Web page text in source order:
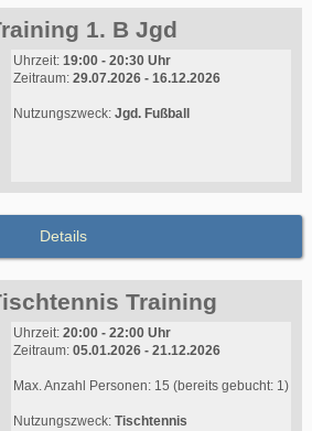
1. B Jgd
Uhrzeit: 19:00 - 20:30 Uhr
Zeitraum: 29.07.2026 - 16.12.2026
Nutzungszweck: Jgd. Fußball
Details
Training
Uhrzeit: 20:00 - 22:00 Uhr
Zeitraum: 05.01.2026 - 21.12.2026
Max. Anzahl Personen: 15 (bereits gebucht: 1)
Nutzungszweck: Tischtennis